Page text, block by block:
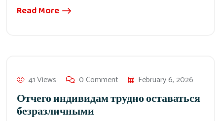
Read More
41 Views 0 Comment February 6, 2026
Отчего индивидам трудно оставаться
безразличными